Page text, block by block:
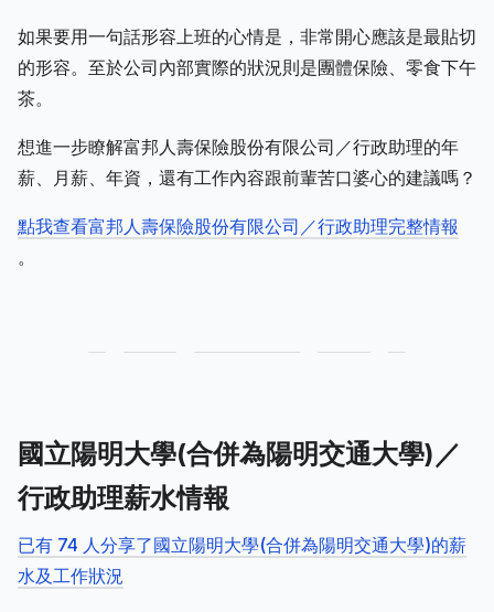
如果要用一句話形容上班的心情是，非常開心應該是最貼切
的形容。至於公司內部實際的狀況則是團體保險、零食下午
茶。
想進一步瞭解富邦人壽保險股份有限公司／行政助理的年
薪、月薪、年資，還有工作內容跟前輩苦口婆心的建議嗎？
點我查看富邦人壽保險股份有限公司／行政助理完整情報
。
國立陽明大學(合併為陽明交通大學)／
行政助理薪水情報
已有 74 人分享了國立陽明大學(合併為陽明交通大學)的薪
水及工作狀況